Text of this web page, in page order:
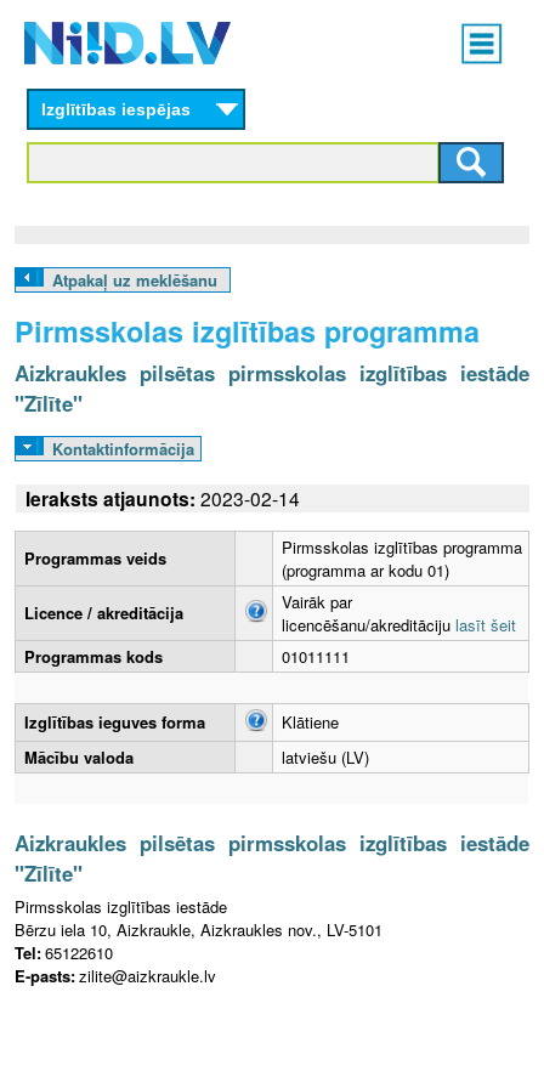
content
Main
menu
L
V
Izglītības iespējas
Atpakaļ uz meklēšanu
Pirmsskolas izglītības programma
Aizkraukles pilsētas pirmsskolas izglītības iestāde
"Zīlīte"
Kontaktinformācija
Ieraksts atjaunots: 2023-02-14
Programmas veids
Pirmsskolas izglītības programma
(programma ar kodu 01)
Licence / akreditācija
Vairāk par
licencēšanu/akreditāciju lasīt šeit
Programmas kods
01011111
Izglītības ieguves forma
Klātiene
Mācību valoda
latviešu (LV)
Aizkraukles pilsētas pirmsskolas izglītības iestāde
"Zīlīte"
Pirmsskolas izglītības iestāde
Bērzu iela 10, Aizkraukle, Aizkraukles nov., LV-5101
Tel:65122610
E-pasts:zilite@aizkraukle.lv